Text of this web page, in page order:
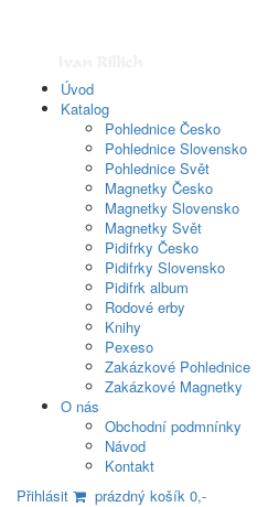
Úvod
Katalog
Pohlednice Česko
Pohlednice Slovensko
Pohlednice Svět
Magnetky Česko
Magnetky Slovensko
Magnetky Svět
Pidifrky Česko
Pidifrky Slovensko
Pidifrk album
Rodové erby
Knihy
Pexeso
Zakázkové Pohlednice
Zakázkové Magnetky
O nás
Obchodní podmnínky
Návod
Kontakt
Přihlásit
prázdný košík 0,-